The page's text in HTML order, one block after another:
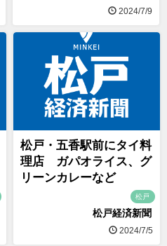
2024/7/9
松戸・五香駅前にタイ料
理店 ガパオライス、グ
リーンカレーなど
松戸
松戸経済新聞
2024/7/5